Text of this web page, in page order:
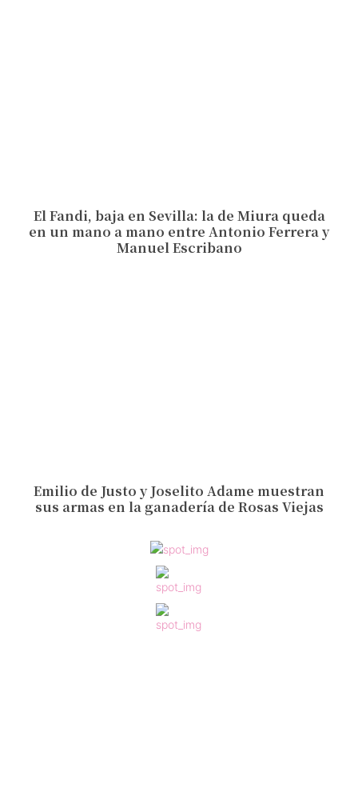
El Fandi, baja en Sevilla: la de Miura queda
en un mano a mano entre Antonio Ferrera y
Manuel Escribano
Emilio de Justo y Joselito Adame muestran
sus armas en la ganadería de Rosas Viejas